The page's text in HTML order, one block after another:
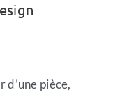
d’une pièce,